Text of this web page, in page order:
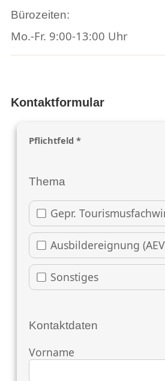
Bürozeiten:
Mo.-Fr. 9:00-13:00 Uhr
Kontaktformular
Pflichtfeld *
Thema
Gepr.
Ausbildereignung
Sonstiges
Kontaktdaten
Vorname